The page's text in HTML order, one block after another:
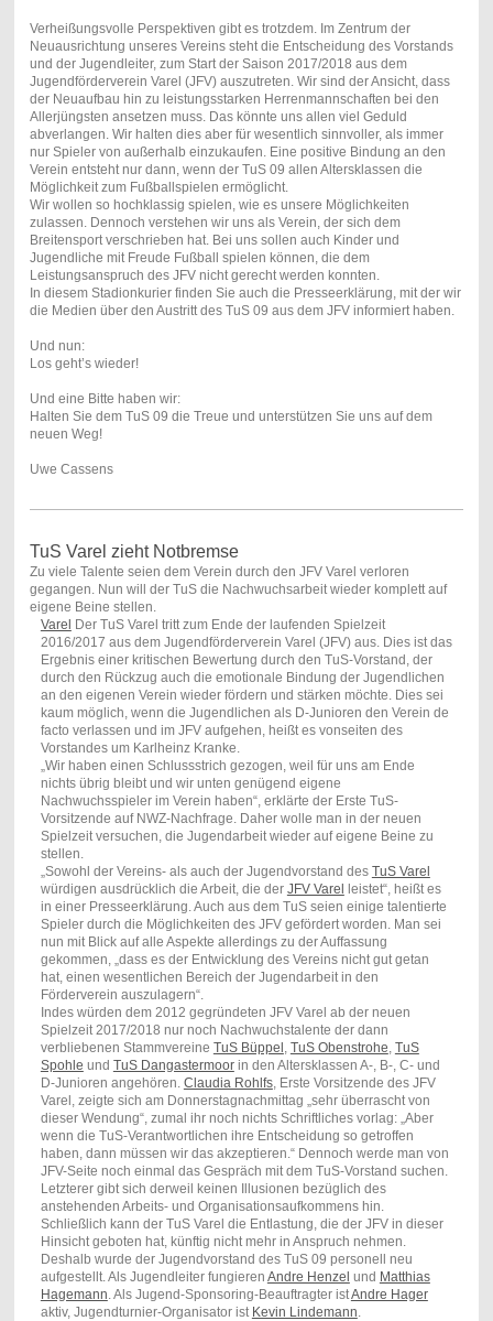
Verheißungsvolle Perspektiven gibt es trotzdem. Im Zentrum der
Neuausrichtung unseres Vereins steht die Entscheidung des Vorstands
und der Jugendleiter, zum Start der Saison 2017/2018 aus dem
Jugendförderverein Varel (JFV) auszutreten. Wir sind der Ansicht, dass
der Neuaufbau hin zu leistungsstarken Herrenmannschaften bei den
Allerjüngsten ansetzen muss. Das könnte uns allen viel Geduld
abverlangen. Wir halten dies aber für wesentlich sinnvoller, als immer
nur Spieler von außerhalb einzukaufen. Eine positive Bindung an den
Verein entsteht nur dann, wenn der TuS 09 allen Altersklassen die
Möglichkeit zum Fußballspielen ermöglicht.
Wir wollen so hochklassig spielen, wie es unsere Möglichkeiten
zulassen. Dennoch verstehen wir uns als Verein, der sich dem
Breitensport verschrieben hat. Bei uns sollen auch Kinder und
Jugendliche mit Freude Fußball spielen können, die dem
Leistungsanspruch des JFV nicht gerecht werden konnten.
In diesem Stadionkurier finden Sie auch die Presseerklärung, mit der wir
die Medien über den Austritt des TuS 09 aus dem JFV informiert haben.
Und nun:
Los geht’s wieder!
Und eine Bitte haben wir:
Halten Sie dem TuS 09 die Treue und unterstützen Sie uns auf dem
neuen Weg!
Uwe Cassens
TuS Varel zieht Notbremse
Zu viele Talente seien dem Verein durch den JFV Varel verloren
gegangen. Nun will der TuS die Nachwuchsarbeit wieder komplett auf
eigene Beine stellen.
Varel Der TuS Varel tritt zum Ende der laufenden Spielzeit
2016/2017 aus dem Jugendförderverein Varel (JFV) aus. Dies ist das
Ergebnis einer kritischen Bewertung durch den TuS-Vorstand, der
durch den Rückzug auch die emotionale Bindung der Jugendlichen
an den eigenen Verein wieder fördern und stärken möchte. Dies sei
kaum möglich, wenn die Jugendlichen als D-Junioren den Verein de
facto verlassen und im JFV aufgehen, heißt es vonseiten des
Vorstandes um Karlheinz Kranke.
„Wir haben einen Schlussstrich gezogen, weil für uns am Ende
nichts übrig bleibt und wir unten genügend eigene
Nachwuchsspieler im Verein haben“, erklärte der Erste TuS-
Vorsitzende auf NWZ-Nachfrage. Daher wolle man in der neuen
Spielzeit versuchen, die Jugendarbeit wieder auf eigene Beine zu
stellen.
„Sowohl der Vereins- als auch der Jugendvorstand des TuS Varel
würdigen ausdrücklich die Arbeit, die der JFV Varel leistet“, heißt es
in einer Presseerklärung. Auch aus dem TuS seien einige talentierte
Spieler durch die Möglichkeiten des JFV gefördert worden. Man sei
nun mit Blick auf alle Aspekte allerdings zu der Auffassung
gekommen, „dass es der Entwicklung des Vereins nicht gut getan
hat, einen wesentlichen Bereich der Jugendarbeit in den
Förderverein auszulagern“.
Indes würden dem 2012 gegründeten JFV Varel ab der neuen
Spielzeit 2017/2018 nur noch Nachwuchstalente der dann
verbliebenen Stammvereine TuS Büppel TuS Obenstrohe TuS
Spohle und TuS Dangastermoorin den Altersklassen A-, B-, C- und
D-Junioren angehören. Claudia Rohlfs, Erste Vorsitzende des JFV
Varel, zeigte sich am Donnerstagnachmittag „sehr überrascht von
dieser Wendung“, zumal ihr noch nichts Schriftliches vorlag: „Aber
wenn die TuS-Verantwortlichen ihre Entscheidung so getroffen
haben, dann müssen wir das akzeptieren.“ Dennoch werde man von
JFV-Seite noch einmal das Gespräch mit dem TuS-Vorstand suchen.
Letzterer gibt sich derweil keinen Illusionen bezüglich des
anstehenden Arbeits- und Organisationsaufkommens hin.
Schließlich kann der TuS Varel die Entlastung, die der JFV in dieser
Hinsicht geboten hat, künftig nicht mehr in Anspruch nehmen.
Deshalb wurde der Jugendvorstand des TuS 09 personell neu
aufgestellt. Als Jugendleiter fungieren Andre Henzel und Matthias
Hagemann . Als Jugend-Sponsoring-Beauftragter istAndre Hager
aktiv, Jugendturnier-Organisator ist Kevin Lindemann